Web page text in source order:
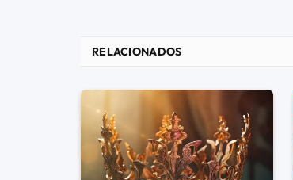
RELACIONADOS